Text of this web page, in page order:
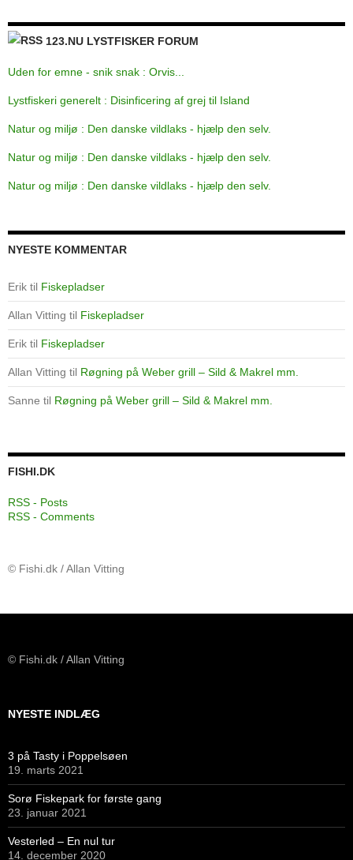
123.NU LYSTFISKER FORUM
Uden for emne - snik snak : Orvis...
Lystfiskeri generelt : Disinficering af grej til Island
Natur og miljø : Den danske vildlaks - hjælp den selv.
Natur og miljø : Den danske vildlaks - hjælp den selv.
Natur og miljø : Den danske vildlaks - hjælp den selv.
NYESTE KOMMENTAR
Erik til Fiskepladser
Allan Vitting til Fiskepladser
Erik til Fiskepladser
Allan Vitting til Røgning på Weber grill – Sild & Makrel mm.
Sanne til Røgning på Weber grill – Sild & Makrel mm.
FISHI.DK
RSS - Posts
RSS - Comments
© Fishi.dk / Allan Vitting
© Fishi.dk / Allan Vitting
NYESTE INDLÆG
3 på Tasty i Poppelsøen
19. marts 2021
Sorø Fiskepark for første gang
23. januar 2021
Vesterled – En nul tur
14. december 2020